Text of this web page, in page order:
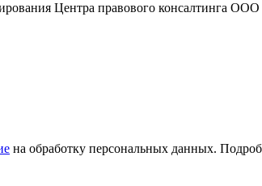
Центра правового консалтинга
на обработку персональных данных.